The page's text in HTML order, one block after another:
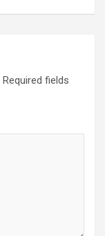
Required fields